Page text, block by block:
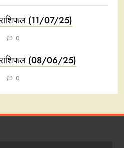
(11/07/25)
0
(08/06/25)
0